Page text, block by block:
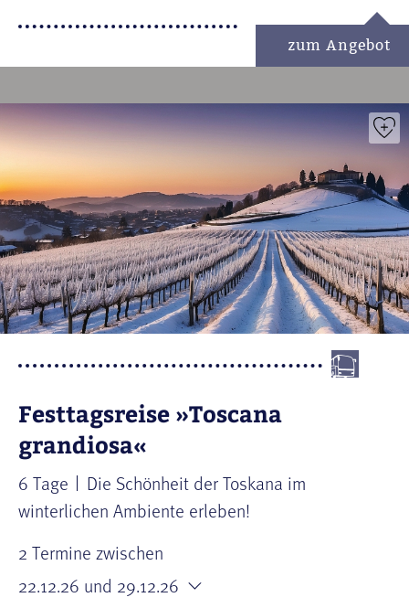
zum Angebot
Festtagsreise »Toscana
grandiosa«
6 Tage
Die Schönheit der Toskana im
winterlichen Ambiente erleben!
2 Termine zwischen
22.12.26 und 29.12.26